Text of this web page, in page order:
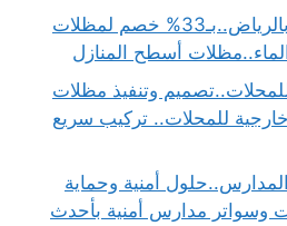
تركيب مظلات السطح بالرياض..بـ33% خصم لمظلات
أسطح المنازل
وتنفيذ مظلات
للمحلات.. تركيب سريع
أمنية وحماية
وسواتر مدارس أمنية بأحدث